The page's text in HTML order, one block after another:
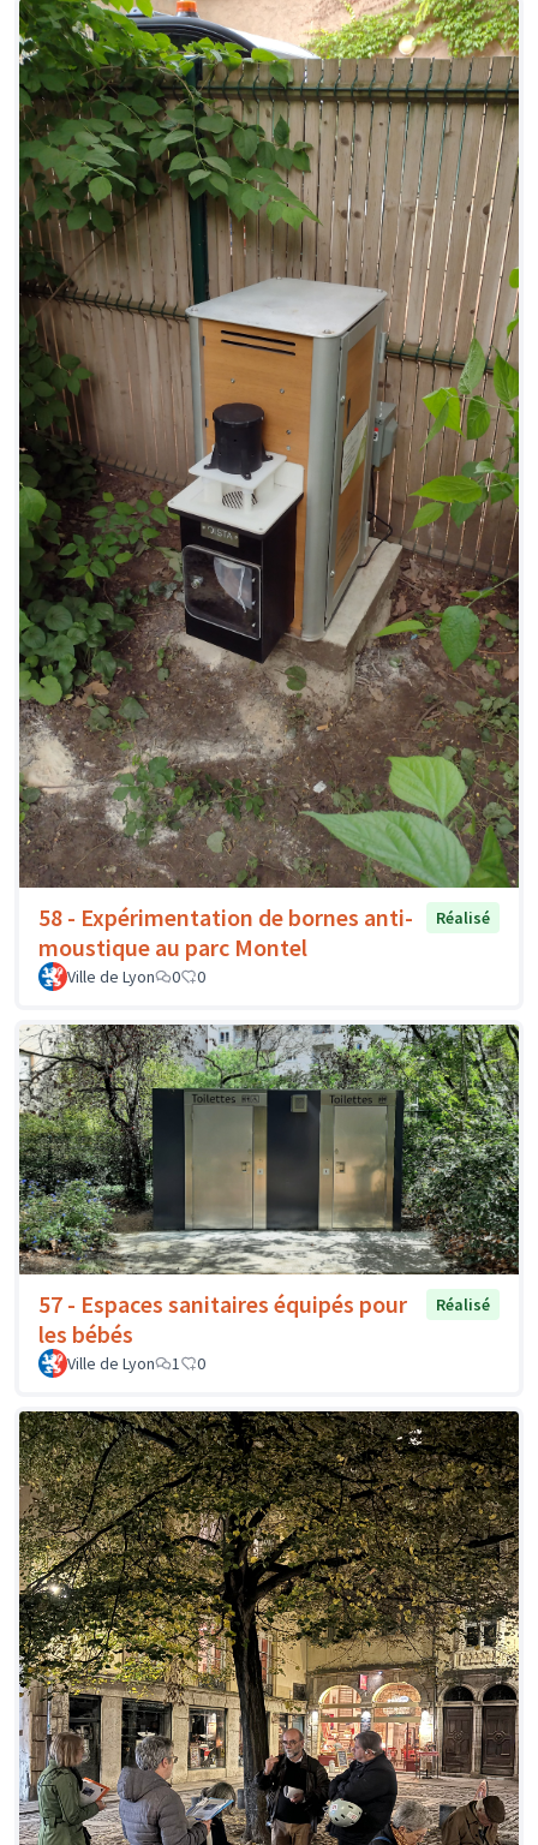
58 - Expérimentation de bornes anti-
moustique au parc Montel
Réalisé
Ville de Lyon 0 0
57 - Espaces sanitaires équipés pour
les bébés
Réalisé
Ville de Lyon 1 0